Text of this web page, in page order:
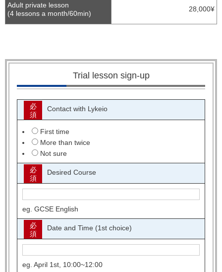
Adult private lesson
(4 lessons a month/60min)
28,000¥
Trial lesson sign-up
Contact with Lykeio
必
須
First time
More than twice
Not sure
Desired Course
必
須
eg. GCSE English
Date and Time (1st choice)
必
須
eg. April 1st, 10:00~12:00